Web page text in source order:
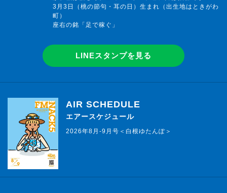
3月3日（桃の節句・耳の日）生まれ（出生地はときがわ
町）
座右の銘「足で稼ぐ」
LINEスタンプを見る
AIR SCHEDULE
エアースケジュール
2026年8月-9月号＜白根ゆたんぽ＞